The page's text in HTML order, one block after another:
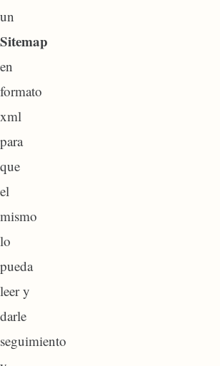
un
Sitemap
en
formato
xml
para
que
el
mismo
lo
pueda
leer y
darle
seguimiento